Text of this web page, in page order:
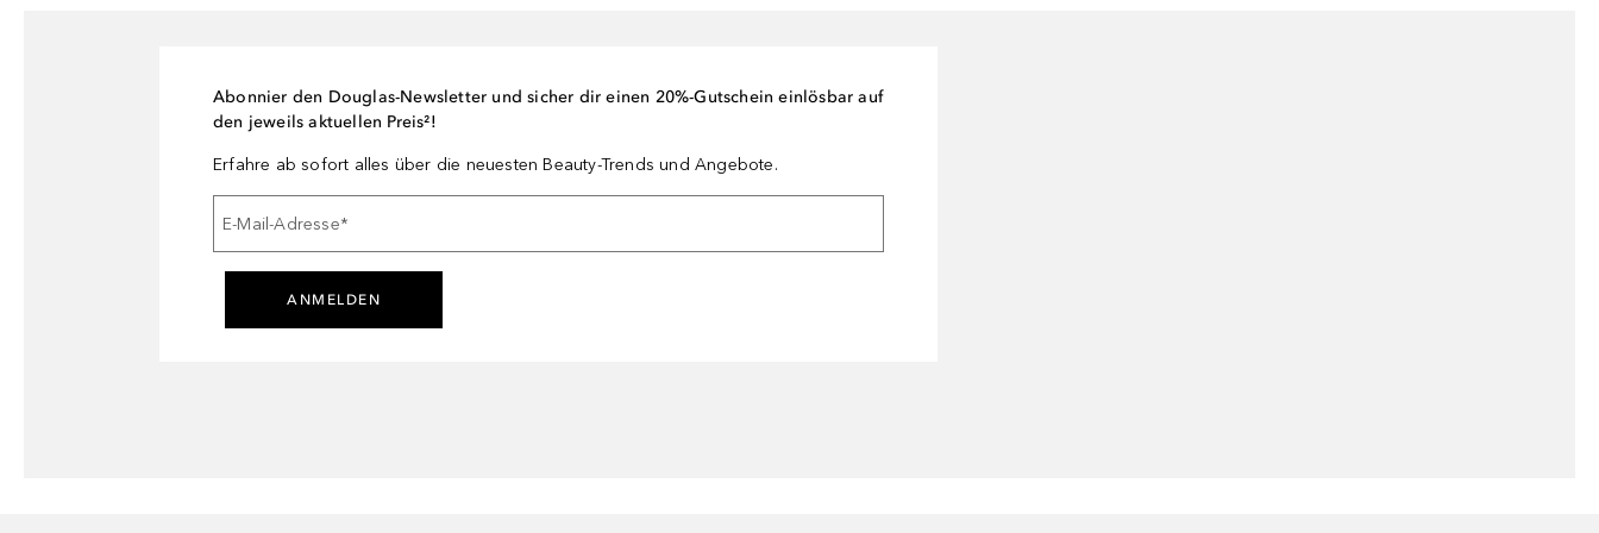
Abonnier den Douglas-Newsletter und sicher dir einen 20%-Gutschein einlösbar auf
den jeweils aktuellen Preis²!
Erfahre ab sofort alles über die neuesten Beauty-Trends und Angebote.
E-Mail-Adresse*
ANMELDEN